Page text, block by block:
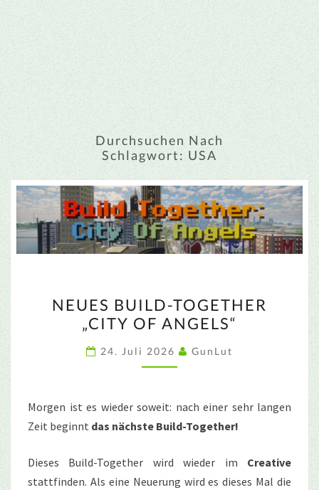
Durchsuchen Nach
Schlagwort: USA
BUILD-
TOGETHER
„CITY
OF
NEUES BUILD-TOGETHER
„CITY OF ANGELS“
24. Juli 2026 GunLut
Morgen ist es wieder soweit: nach einer sehr langen
Zeit beginnt das nächste Build-Together!
Dieses Build-Together wird wieder im Creative
stattfinden. Als eine Neuerung wird es dieses Mal die